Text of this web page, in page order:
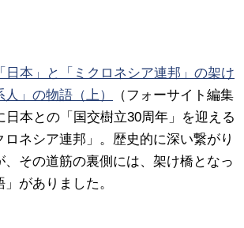
日本」と「ミクロネシア連邦」の架け
」の物語（上）
（フォーサイト編集
日本との「国交樹立30周年」を迎える
ネシア連邦」。歴史的に深い繋がり
、その道筋の裏側には、架け橋となっ
がありました。